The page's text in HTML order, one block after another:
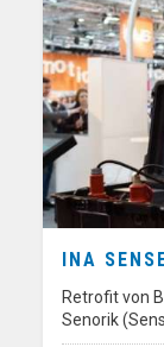
INA
Retrofit von
Senorik